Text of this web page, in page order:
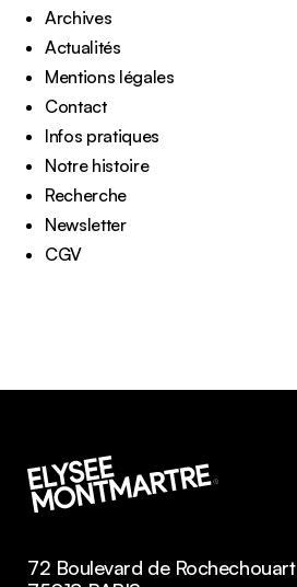
Archives
Actualités
Mentions légales
Contact
Infos pratiques
Notre histoire
Recherche
Newsletter
CGV
72 Boulevard de Rochechouart